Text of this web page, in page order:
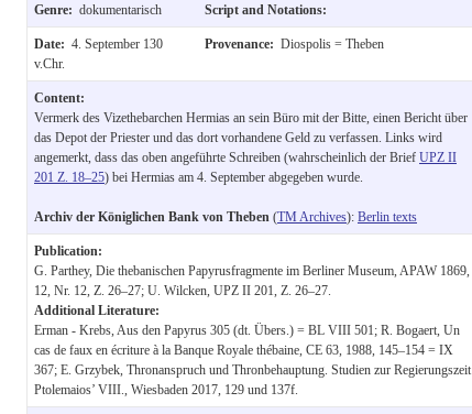
Genre: dokumentarisch Script and Notations:
Date: 4. September 130
v.Chr.
Provenance: Diospolis = Theben
Content:
Vermerk des Vizethebarchen Hermias an sein Büro mit der Bitte, einen Bericht über
das Depot der Priester und das dort vorhandene Geld zu verfassen. Links wird
angemerkt, dass das oben angeführte Schreiben (wahrscheinlich der Brief UPZ II
201 Z. 18–25) bei Hermias am 4. September abgegeben wurde.
Archiv der Königlichen Bank von Theben (TM Archives): Berlin texts
Publication:
G. Parthey, Die thebanischen Papyrusfragmente im Berliner Museum, APAW 1869,
12, Nr. 12, Z. 26–27; U. Wilcken, UPZ II 201, Z. 26–27.
Additional Literature:
Erman - Krebs, Aus den Papyrus 305 (dt. Übers.) = BL VIII 501; R. Bogaert, Un
cas de faux en écriture à la Banque Royale thébaine, CE 63, 1988, 145–154 = IX
367; E. Grzybek, Thronanspruch und Thronbehauptung. Studien zur Regierungszeit
Ptolemaios’ VIII., Wiesbaden 2017, 129 und 137f.